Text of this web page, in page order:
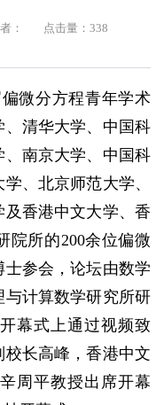
： 点击量： 338
微分方程青年学术
清华大学、中国科
南京大学、中国科
、北京师范大学、
香港中文大学、香
院所的200余位偏微
参会，论坛由数学
计算数学研究所研
幕式上通过视频致
长高峰，香港中文
周平教授出席开幕